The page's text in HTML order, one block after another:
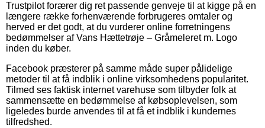
Trustpilot forærer dig ret passende genveje til at kigge på en
længere række forhenværende forbrugeres omtaler og
herved er det godt, at du vurderer online forretningens
bedømmelser af Vans Hættetrøje – Gråmeleret m. Logo
inden du køber.
Facebook præsterer på samme måde super pålidelige
metoder til at få indblik i online virksomhedens popularitet.
Tilmed ses faktisk internet varehuse som tilbyder folk at
sammensætte en bedømmelse af købsoplevelsen, som
ligeledes burde anvendes til at få et indblik i kundernes
tilfredshed.